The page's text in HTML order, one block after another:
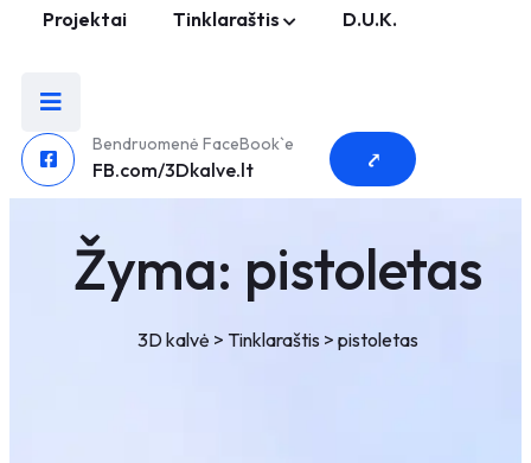
Projektai Tinklaraštis D.U.K.
Bendruomenė FaceBook`e
FB.com/3Dkalve.lt ⤤
Žyma: pistoletas
3D kalvė > Tinklaraštis> pistoletas